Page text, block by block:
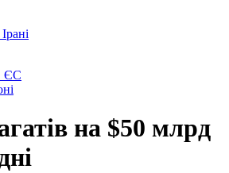
ЄС
на $50 млрд